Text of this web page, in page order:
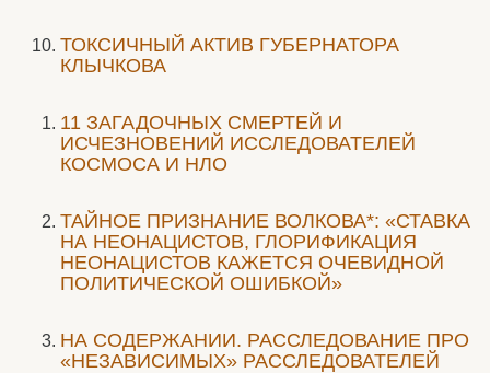
ТОКСИЧНЫЙ АКТИВ ГУБЕРНАТОРА
КЛЫЧКОВА
11 ЗАГАДОЧНЫХ СМЕРТЕЙ И
ИСЧЕЗНОВЕНИЙ ИССЛЕДОВАТЕЛЕЙ
КОСМОСА И НЛО
ТАЙНОЕ ПРИЗНАНИЕ ВОЛКОВА*: «СТАВКА
НА НЕОНАЦИСТОВ, ГЛОРИФИКАЦИЯ
НЕОНАЦИСТОВ КАЖЕТСЯ ОЧЕВИДНОЙ
ПОЛИТИЧЕСКОЙ ОШИБКОЙ»
НА СОДЕРЖАНИИ. РАССЛЕДОВАНИЕ ПРО
«НЕЗАВИСИМЫХ» РАССЛЕДОВАТЕЛЕЙ